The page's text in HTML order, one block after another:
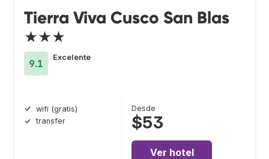
Tierra Viva Cusco San Blas
★★★
9.1
Excelente
wifi (gratis)
transfer
Desde
$53
Ver hotel